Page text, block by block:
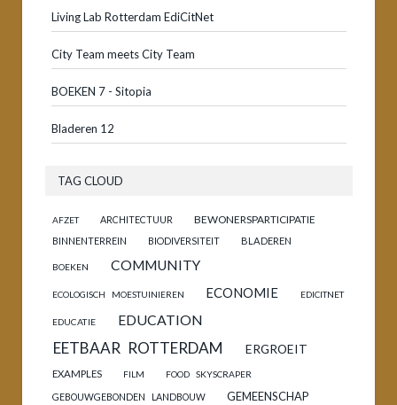
Living Lab Rotterdam EdiCitNet
City Team meets City Team
BOEKEN 7 - Sitopia
Bladeren 12
TAG CLOUD
AFZET ARCHITECTUUR BEWONERSPARTICIPATIE
BINNENTERREIN BIODIVERSITEIT BLADEREN
BOEKEN COMMUNITY
ECOLOGISCH MOESTUINIEREN ECONOMIE EDICITNET
EDUCATIE EDUCATION
EETBAAR ROTTERDAM ERGROEIT
EXAMPLES FILM FOOD SKYSCRAPER
GEBOUWGEBONDEN LANDBOUW GEMEENSCHAP